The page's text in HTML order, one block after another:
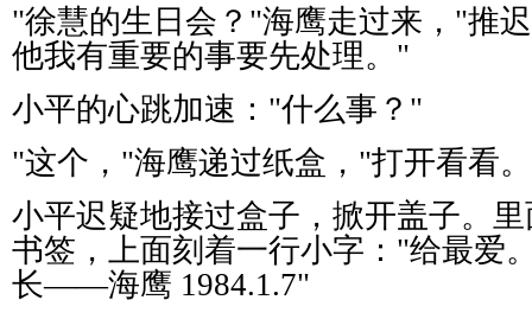
"徐慧的生日会？ "海鹰走过来， "推
他我有重要的事要先处理。 "
小平的心跳加速： "什么事？ "
"这个， "海鹰递过纸盒， "打开看看。
小平迟疑地接过盒子，掀开盖子。
书签，上面刻着一行小字： "给最爱
长——海鹰 1984.1.7"